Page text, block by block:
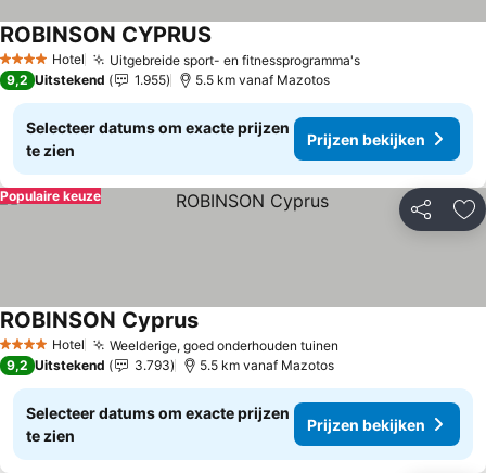
4 SterrenHotel Uitgebreide sport- en fitnessprogramma'sPrijzen
ROBINSON CYPRUS
9,2 Uitstekend 1.955 5.5 km vanaf Mazotos
Selecteer datums om exacte prijzen
te zien
Prijzen bekijken
Delen
Populaire keuze
4 SterrenHotel Weelderige, goed onderhouden tuinen
ROBINSON CyprusPrijzen bekijken
9,2 Uitstekend 3.793 5.5 km vanaf Mazotos
Selecteer datums om exacte prijzen
te zien
Prijzen bekijken